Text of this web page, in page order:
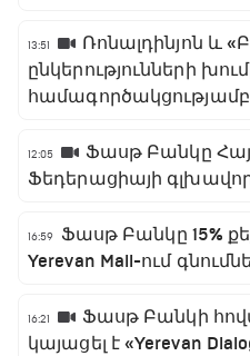
13:51
Ռոնալդինյոն և
ընկերությունների
համագործակցությամբ
12:05
Ֆասթ Բանկը
Ֆեդերացիայի
16:59
Ֆասթ Բանկը 15%
Yerevan Mall-ում
16:21
Ֆասթ Բանկի
կայացել է «Yerevan